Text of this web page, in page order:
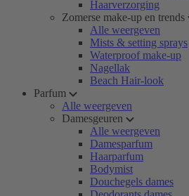
Haarverzorging
Zomerse make-up en trends
Alle weergeven
Mists & setting sprays
Waterproof make-up
Nagellak
Beach Hair-look
Parfum
Alle weergeven
Damesgeuren
Alle weergeven
Damesparfum
Haarparfum
Bodymist
Douchegels dames